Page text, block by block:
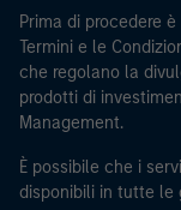
Prima di procedere
Termini e le
che regolano la
prodotti di
Management.
È possibile che i
disponibili in tutte le